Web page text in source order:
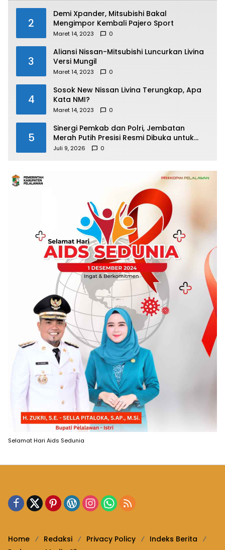
2
Demi Xpander, Mitsubishi Bakal
Mengimpor Kembali Pajero Sport
Maret 14, 2023 0
3
Aliansi Nissan-Mitsubishi Luncurkan Livina
Versi Mungil
Maret 14, 2023 0
4
Sosok New Nissan Livina Terungkap, Apa
Kata NMI?
Maret 14, 2023 0
5
Sinergi Pemkab dan Polri, Jembatan
Merah Putih Presisi Resmi Dibuka untuk
Masyarakat Desa Rangsang
Juli 9, 2026 0
Selamat Hari Aids Sedunia
Home Redaksi Privacy Policy
Indeks Berita